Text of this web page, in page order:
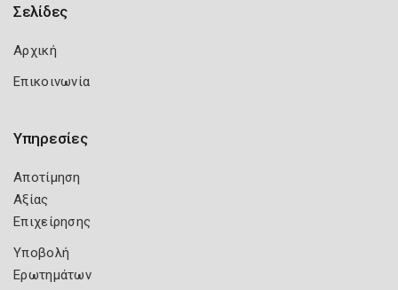
Σελίδες
Αρχική
Επικοινωνία
Υπηρεσίες
Αποτίμηση
Αξίας
Επιχείρησης
Υποβολή
Ερωτημάτων